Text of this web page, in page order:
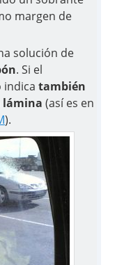
margen de
solución de
. Si el
indicatambién
lámina (así es en
).